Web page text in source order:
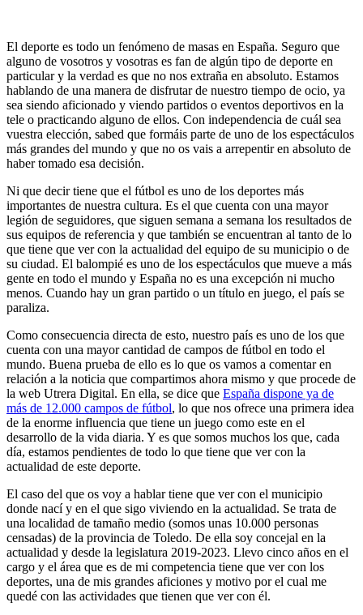
El deporte es todo un fenómeno de masas en España. Seguro que
alguno de vosotros y vosotras es fan de algún tipo de deporte en
particular y la verdad es que no nos extraña en absoluto. Estamos
hablando de una manera de disfrutar de nuestro tiempo de ocio, ya
sea siendo aficionado y viendo partidos o eventos deportivos en la
tele o practicando alguno de ellos. Con independencia de cuál sea
vuestra elección, sabed que formáis parte de uno de los espectáculos
más grandes del mundo y que no os vais a arrepentir en absoluto de
haber tomado esa decisión.
Ni que decir tiene que el fútbol es uno de los deportes más
importantes de nuestra cultura. Es el que cuenta con una mayor
legión de seguidores, que siguen semana a semana los resultados de
sus equipos de referencia y que también se encuentran al tanto de lo
que tiene que ver con la actualidad del equipo de su municipio o de
su ciudad. El balompié es uno de los espectáculos que mueve a más
gente en todo el mundo y España no es una excepción ni mucho
menos. Cuando hay un gran partido o un título en juego, el país se
paraliza.
Como consecuencia directa de esto, nuestro país es uno de los que
cuenta con una mayor cantidad de campos de fútbol en todo el
mundo. Buena prueba de ello es lo que os vamos a comentar en
relación a la noticia que compartimos ahora mismo y que procede de
la web Utrera Digital. En ella, se dice que España dispone ya de
más de 12.000 campos de fútbol, lo que nos ofrece una primera idea
de la enorme influencia que tiene un juego como este en el
desarrollo de la vida diaria. Y es que somos muchos los que, cada
día, estamos pendientes de todo lo que tiene que ver con la
actualidad de este deporte.
El caso del que os voy a hablar tiene que ver con el municipio
donde nací y en el que sigo viviendo en la actualidad. Se trata de
una localidad de tamaño medio (somos unas 10.000 personas
censadas) de la provincia de Toledo. De ella soy concejal en la
actualidad y desde la legislatura 2019-2023. Llevo cinco años en el
cargo y el área que es de mi competencia tiene que ver con los
deportes, una de mis grandes aficiones y motivo por el cual me
quedé con las actividades que tienen que ver con él.